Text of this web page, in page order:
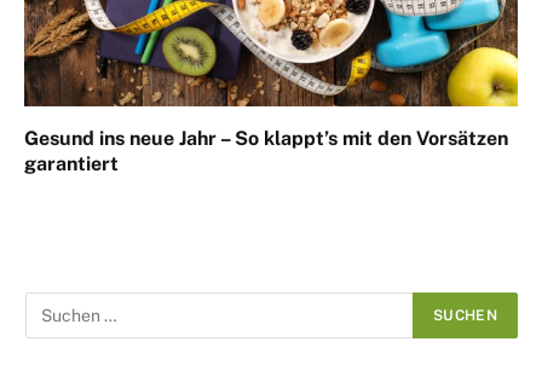
Gesund ins neue Jahr – So klappt’s mit den Vorsätzen
garantiert